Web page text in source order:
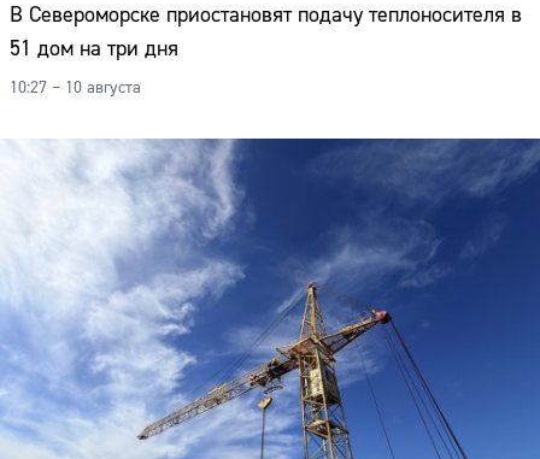
В Североморске приостановят подачу теплоносителя в
51 дом на три дня
10:27 – 10 августа